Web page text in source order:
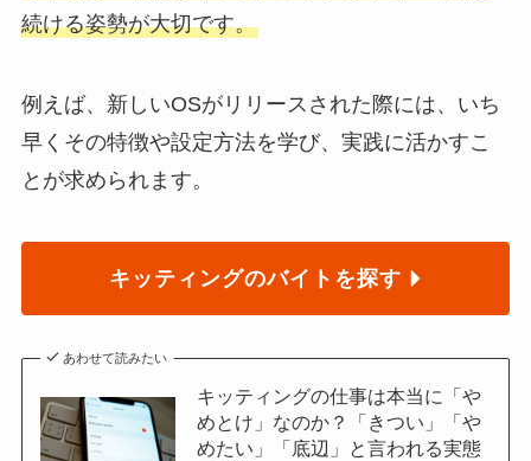
続ける姿勢が大切です。
例えば、新しいOSがリリースされた際には、いち
早くその特徴や設定方法を学び、実践に活かすこ
とが求められます。
キッティングのバイトを探す
あわせて読みたい
キッティングの仕事は本当に「や
めとけ」なのか？「きつい」「や
めたい」「底辺」と言われる実態